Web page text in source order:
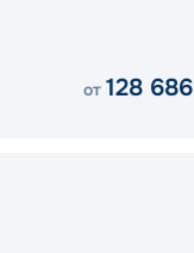
от 128 686